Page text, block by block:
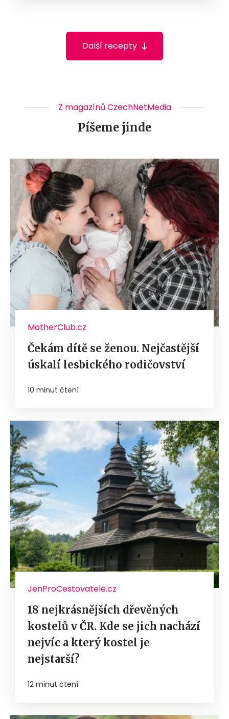
Další recepty
Z magazínů CzechNetMedia
Píšeme jinde
MotherClub.cz
Čekám dítě se ženou. Nejčastější
úskalí lesbického rodičovství
10 minut čtení
JenProCestovatele.cz
18 nejkrásnějších dřevěných
kostelů v ČR. Kde se jich nachází
nejvíc a který kostel je
nejstarší?
12 minut čtení